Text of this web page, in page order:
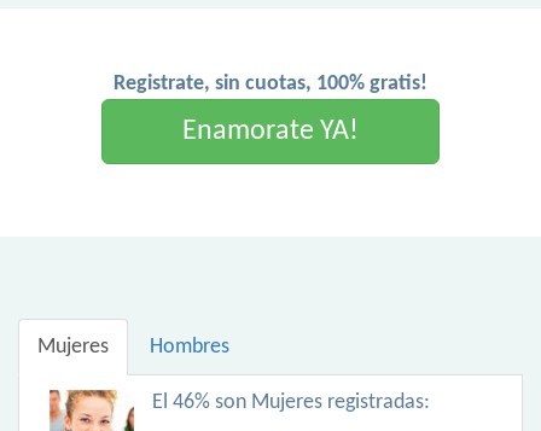
Registrate, sin cuotas, 100% gratis!
Enamorate YA!
Mujeres Hombres
El 46% son Mujeres registradas: